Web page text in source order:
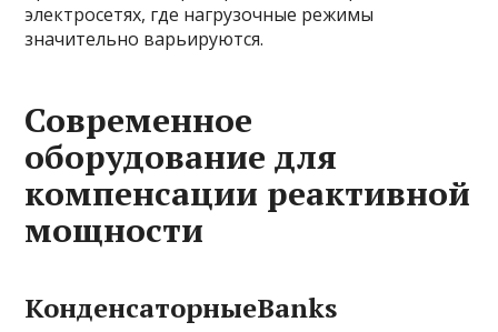
электросетях, где нагрузочные режимы
значительно варьируются.
Современное
оборудование для
компенсации реактивной
мощности
КонденсаторныеBanks